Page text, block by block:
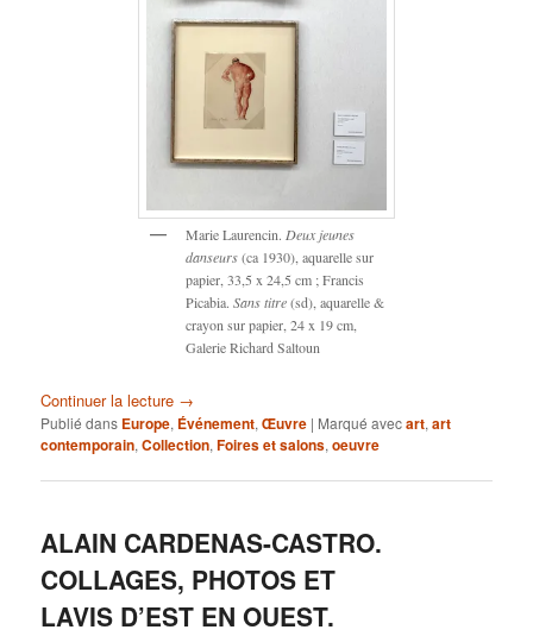
Marie Laurencin. Deux jeunes
danseurs(ca 1930), aquarelle sur
papier, 33,5 x 24,5 cm ; Francis
Picabia. Sans titre(sd), aquarelle &
crayon sur papier, 24 x 19 cm,
Galerie Richard Saltoun
Continuer la lecture →
Publié dans Europe, Événement,Œuvre | Marqué avecart,art
contemporain,Collection,Foires et salons,oeuvre
ALAIN CARDENAS-CASTRO.
COLLAGES, PHOTOS ET
LAVIS D’EST EN OUEST.